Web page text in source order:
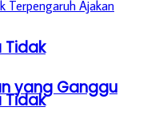
Tidak
yang Ganggu
Tidak